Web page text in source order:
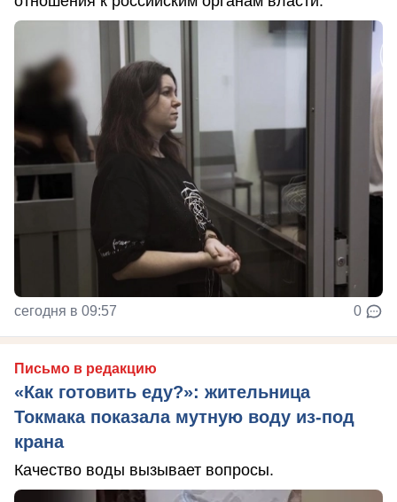
сегодня в 09:57 0
Письмо в редакцию
«Как готовить еду?»: жительница
Токмака показала мутную воду из-под
крана
Качество воды вызывает вопросы.